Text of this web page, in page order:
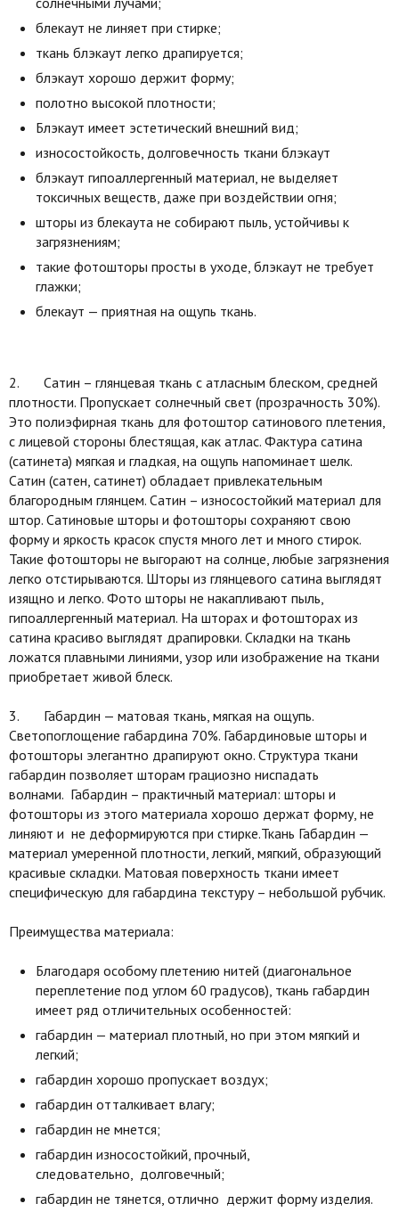
блекаут не линяет при стирке;
ткань блэкаут легко драпируется;
блэкаут хорошо держит форму;
полотно высокой плотности;
Блэкаут имеет эстетический внешний вид;
износостойкость, долговечность ткани блэкаут
блэкаут гипоаллергенный материал, не выделяет
токсичных веществ, даже при воздействии огня;
шторы из блекаута не собирают пыль, устойчивы к
загрязнениям;
такие фотошторы просты в уходе, блэкаут не требует
глажки;
блекаут — приятная на ощупь ткань.
2. Сатин – глянцевая ткань с атласным блеском, средней
плотности. Пропускает солнечный свет (прозрачность 30%).
Это полиэфирная ткань для фотоштор сатинового плетения,
с лицевой стороны блестящая, как атлас. Фактура сатина
(сатинета) мягкая и гладкая, на ощупь напоминает шелк.
Сатин (сатен, сатинет) обладает привлекательным
благородным глянцем. Сатин – износостойкий материал для
штор. Сатиновые шторы и фотошторы сохраняют свою
форму и яркость красок спустя много лет и много стирок.
Такие фотошторы не выгорают на солнце, любые загрязнения
легко отстирываются. Шторы из глянцевого сатина выглядят
изящно и легко. Фото шторы не накапливают пыль,
гипоаллергенный материал. На шторах и фотошторах из
сатина красиво выглядят драпировки. Складки на ткань
ложатся плавными линиями, узор или изображение на ткани
приобретает живой блеск.
3. Габардин — матовая ткань, мягкая на ощупь.
Светопоглощение габардина 70%. Габардиновые шторы и
фотошторы элегантно драпируют окно. Структура ткани
габардин позволяет шторам грациозно ниспадать
волнами. Габардин – практичный материал: шторы и
фотошторы из этого материала хорошо держат форму, не
линяют и не деформируются при стирке.Ткань Габардин —
материал умеренной плотности, легкий, мягкий, образующий
красивые складки. Матовая поверхность ткани имеет
специфическую для габардина текстуру – небольшой рубчик.
Преимущества материала:
Благодаря особому плетению нитей (диагональное
переплетение под углом 60 градусов), ткань габардин
имеет ряд отличительных особенностей:
габардин — материал плотный, но при этом мягкий и
легкий;
габардин хорошо пропускает воздух;
габардин отталкивает влагу;
габардин не мнется;
габардин износостойкий, прочный,
следовательно, долговечный;
габардин не тянется, отлично держит форму изделия.